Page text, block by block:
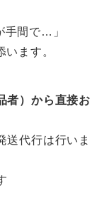
手間で…」
ます。
者）から直接お
送代行は行いま